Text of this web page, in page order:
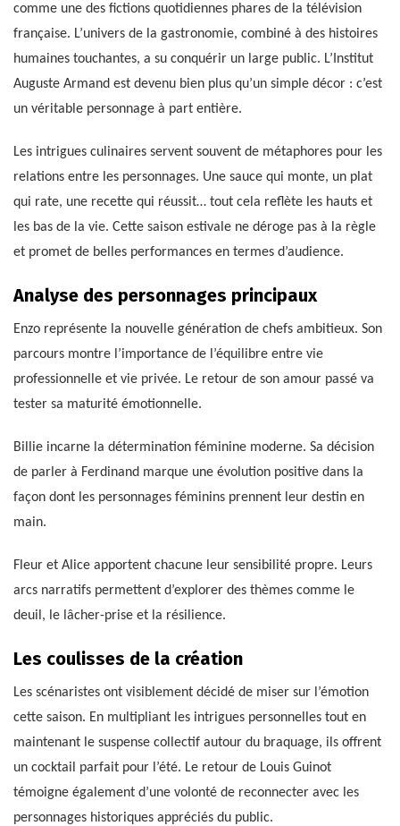
comme une des fictions quotidiennes phares de la télévision
française. L’univers de la gastronomie, combiné à des histoires
humaines touchantes, a su conquérir un large public. L’Institut
Auguste Armand est devenu bien plus qu’un simple décor : c’est
un véritable personnage à part entière.
Les intrigues culinaires servent souvent de métaphores pour les
relations entre les personnages. Une sauce qui monte, un plat
qui rate, une recette qui réussit… tout cela reflète les hauts et
les bas de la vie. Cette saison estivale ne déroge pas à la règle
et promet de belles performances en termes d’audience.
Analyse des personnages principaux
Enzo représente la nouvelle génération de chefs ambitieux. Son
parcours montre l’importance de l’équilibre entre vie
professionnelle et vie privée. Le retour de son amour passé va
tester sa maturité émotionnelle.
Billie incarne la détermination féminine moderne. Sa décision
de parler à Ferdinand marque une évolution positive dans la
façon dont les personnages féminins prennent leur destin en
main.
Fleur et Alice apportent chacune leur sensibilité propre. Leurs
arcs narratifs permettent d’explorer des thèmes comme le
deuil, le lâcher-prise et la résilience.
Les coulisses de la création
Les scénaristes ont visiblement décidé de miser sur l’émotion
cette saison. En multipliant les intrigues personnelles tout en
maintenant le suspense collectif autour du braquage, ils offrent
un cocktail parfait pour l’été. Le retour de Louis Guinot
témoigne également d’une volonté de reconnecter avec les
personnages historiques appréciés du public.